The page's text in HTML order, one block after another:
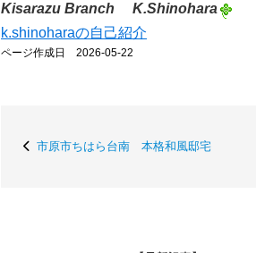
Kisarazu Branch K.Shinohara
k.shinoharaの自己紹介
ページ作成日 2026-05-22
市原市ちはら台南 本格和風邸宅